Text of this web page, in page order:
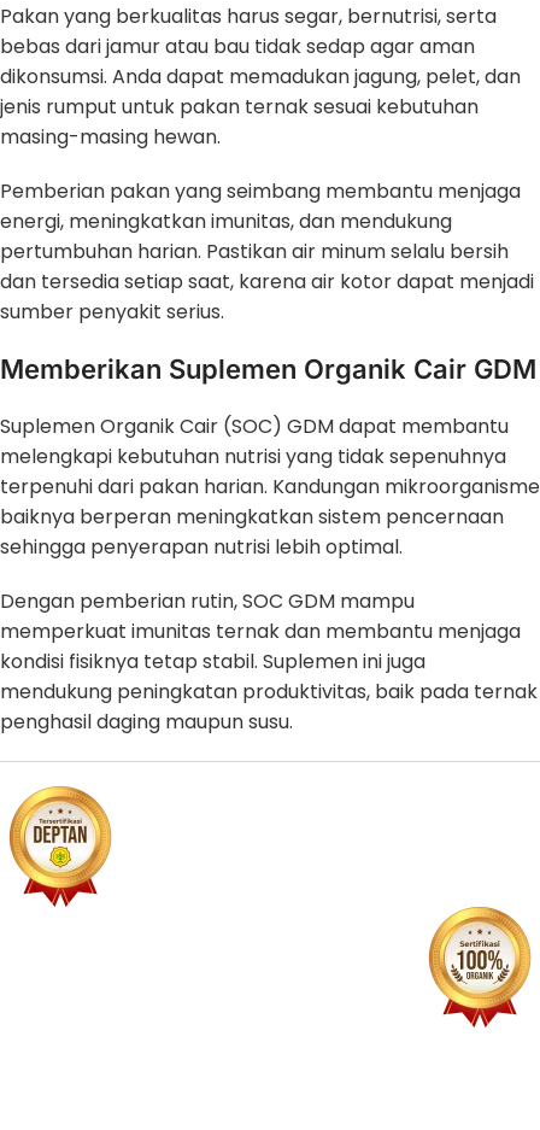
Pakan yang berkualitas harus segar, bernutrisi, serta
bebas dari jamur atau bau tidak sedap agar aman
dikonsumsi. Anda dapat memadukan jagung, pelet, dan
jenis rumput untuk pakan ternak sesuai kebutuhan
masing-masing hewan.
Pemberian pakan yang seimbang membantu menjaga
energi, meningkatkan imunitas, dan mendukung
pertumbuhan harian. Pastikan air minum selalu bersih
dan tersedia setiap saat, karena air kotor dapat menjadi
sumber penyakit serius.
Memberikan Suplemen Organik Cair GDM
Suplemen Organik Cair (SOC) GDM dapat membantu
melengkapi kebutuhan nutrisi yang tidak sepenuhnya
terpenuhi dari pakan harian. Kandungan mikroorganisme
baiknya berperan meningkatkan sistem pencernaan
sehingga penyerapan nutrisi lebih optimal.
Dengan pemberian rutin, SOC GDM mampu
memperkuat imunitas ternak dan membantu menjaga
kondisi fisiknya tetap stabil. Suplemen ini juga
mendukung peningkatan produktivitas, baik pada ternak
penghasil daging maupun susu.